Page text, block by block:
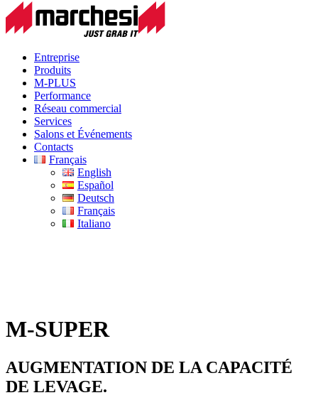
Entreprise
Produits
M-PLUS
Performance
Réseau commercial
Services
Salons et Événements
Contacts
Français
English
Español
Deutsch
Français
Italiano
M-SUPER
AUGMENTATION DE LA CAPACITÉ
DE LEVAGE.